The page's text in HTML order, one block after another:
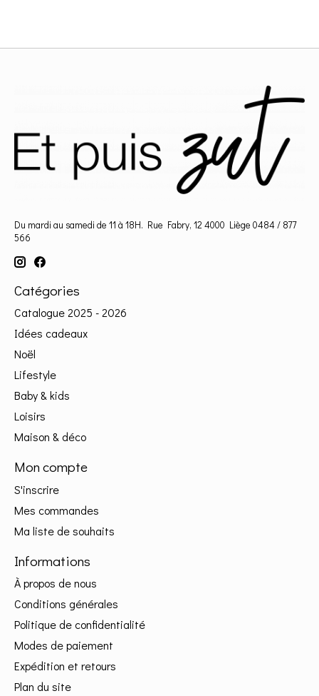
Du mardi au samedi de 11 à 18H. Rue Fabry, 12 4000 Liège 0484 / 877
566
Catégories
Catalogue 2025 - 2026
Idées cadeaux
Noël
Lifestyle
Baby & kids
Loisirs
Maison & déco
Mon compte
S'inscrire
Mes commandes
Ma liste de souhaits
Informations
À propos de nous
Conditions générales
Politique de confidentialité
Modes de paiement
Expédition et retours
Plan du site